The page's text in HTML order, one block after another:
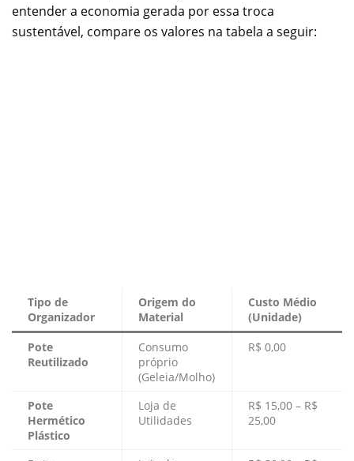
entender a economia gerada por essa troca
sustentável, compare os valores na tabela a seguir:
Tipo de
Organizador
Origem do
Material
Custo Médio
(Unidade)
Pote
Reutilizado
Consumo
próprio
(Geleia/Molho)
R$ 0,00
Pote
Hermético
Plástico
Loja de
Utilidades
R$ 15,00 – R$
25,00